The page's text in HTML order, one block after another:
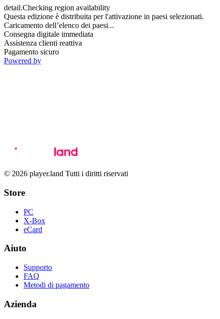
detail.Checking region availability
Questa edizione è distribuita per l'attivazione in paesi selezionati.
Caricamento dell’elenco dei paesi...
Consegna digitale immediata
Assistenza clienti reattiva
Pagamento sicuro
Powered by
© 2026 player.land Tutti i diritti riservati
Store
PC
X-Box
eCard
Aiuto
Supporto
FAQ
Metodi di pagamento
Azienda